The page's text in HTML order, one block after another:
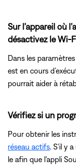
Sur l’appareil où
désactivez le Wi-
Dans les
est en cours
pourrait aider à
Vérifiez si un
Pour obtenir les
réseau actifs. S'il y
le afin que l'appli